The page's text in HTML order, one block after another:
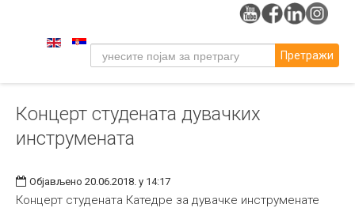
Уметност
Музичка уметност
Примењена и ликовна уметност
Издаваштво
Претражи
Концерт студената дувачких
инструмената
Објављено 20.06.2018. у 14:17
Концерт студената Катедре за дувачке инструменате